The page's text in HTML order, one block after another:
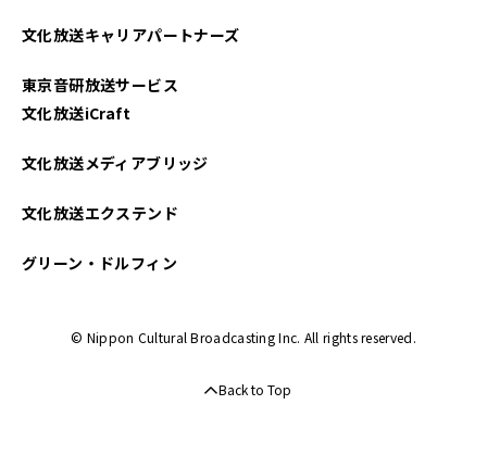
2024年11月
2024年09月
2024年08月
文化放送キャリアパートナーズ
東京音研放送サービス
文化放送iCraft
文化放送メディアブリッジ
文化放送エクステンド
グリーン・ドルフィン
© Nippon Cultural Broadcasting Inc. All rights reserved.
Back to Top